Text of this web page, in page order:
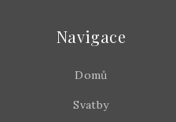
Navigace
Domů
Svatby